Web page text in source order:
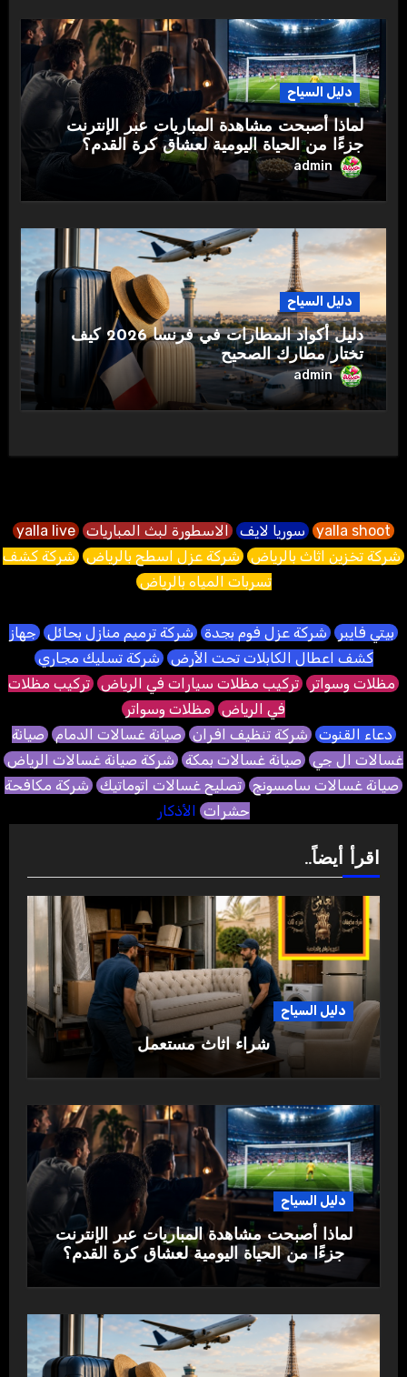
دليل السياح
لماذا أصبحت مشاهدة المباريات عبر الإنترنت
جزءًا من الحياة اليومية لعشاق كرة القدم؟
admin
دليل السياح
دليل أكواد المطارات في فرنسا 2026 كيف
تختار مطارك الصحيح
admin
yalla shoot سوريا لايف الاسطورة لبث المباريات yalla live
شركة تخزين اثاث بالرياض شركة عزل اسطح بالرياض شركة كشف
تسربات المياه بالرياض
بيتي فايبر شركة عزل فوم بجدة شركة ترميم منازل بحائل جهاز
كشف اعطال الكابلات تحت الأرض شركة تسليك مجاري
مظلات وسواتر تركيب مظلات سيارات في الرياض تركيب مظلات
في الرياض مظلات وسواتر
دعاء القنوت شركة تنظيف افران صيانة غسالات الدمام صيانة
غسالات ال جي صيانة غسالات بمكة شركة صيانة غسالات الرياض
صيانة غسالات سامسونج تصليح غسالات اتوماتيك شركة مكافحة
حشرات الأذكار
اقرأ أيضاً..
دليل السياح
شراء اثاث مستعمل
دليل السياح
لماذا أصبحت مشاهدة المباريات عبر الإنترنت
جزءًا من الحياة اليومية لعشاق كرة القدم؟